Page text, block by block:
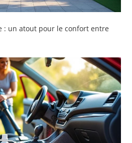
: un atout pour le confort entre